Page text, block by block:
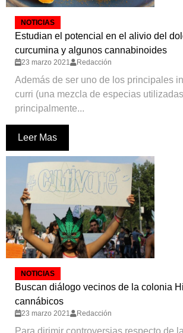
NOTICIAS
Estudian el potencial en el alivio del
curcumina y algunos cannabinoides
23 marzo 2021 Redacción
Además de ser uno de los principales
curri (una mezcla de especias utilizadas
principalmente...
Leer Mas
NOTICIAS
Buscan diálogo vecinos de la colonia
cannábicos
23 marzo 2021 Redacción